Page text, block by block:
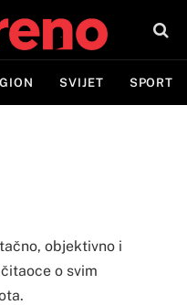
SVIJET SPORT
objektivno i
o svim